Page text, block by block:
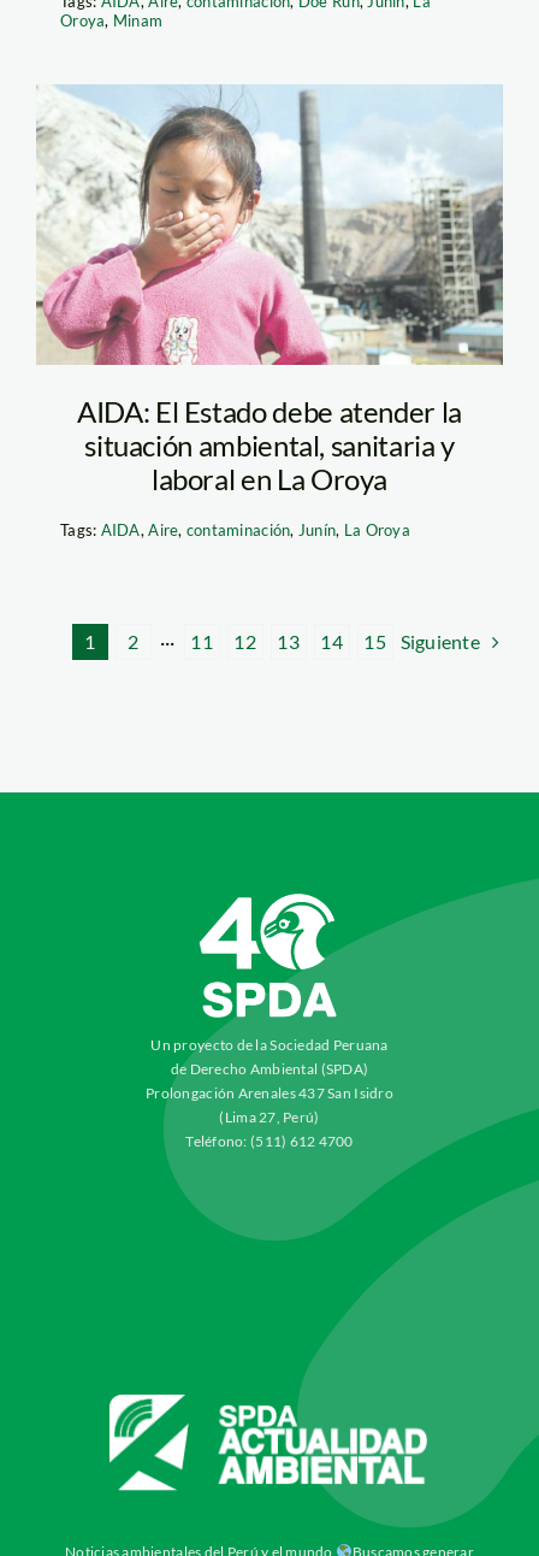
Oroya, Minam
AIDA: El Estado debe atender la
situación ambiental, sanitaria y
laboral en La Oroya
Tags: AIDA,Aire, contaminación, Junín, La Oroya
1 2 ··· 11 12 13 14 15 Siguiente
Un proyecto de la Sociedad Peruana
de Derecho Ambiental (SPDA)
Prolongación Arenales 437 San Isidro
(Lima 27, Perú)
Teléfono: (511) 612 4700
Noticias ambientales del Perú y el mundo Buscamos generar